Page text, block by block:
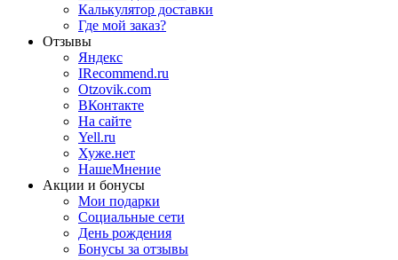
Калькулятор доставки
Где мой заказ?
Отзывы
Яндекс
IRecommend.ru
Otzovik.com
ВКонтакте
На сайте
Yell.ru
Хуже.нет
НашеМнение
Акции и бонусы
Мои подарки
Социальные сети
День рождения
Бонусы за отзывы